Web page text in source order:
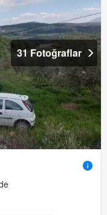
31 Fotoğraflar